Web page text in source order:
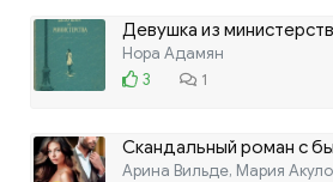
Девушка из
Нора Адамян
3
1
Скандальный роман с
Арина Вильде, Мария